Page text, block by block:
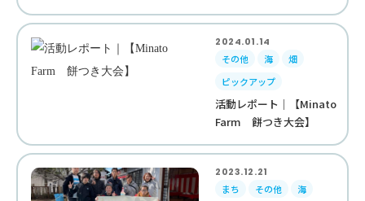
2024.01.14
その他
海
畑
ピックアップ
活動レポート｜【Minato
Farm 餅つき大会】
2023.12.21
まち
その他
海